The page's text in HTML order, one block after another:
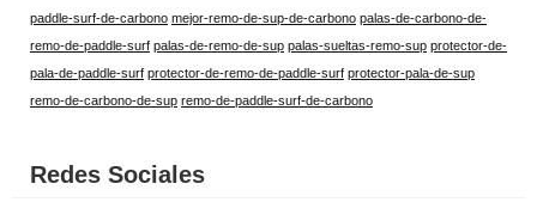
paddle-surf-de-carbono mejor-remo-de-sup-de-carbono palas-de-carbono-de-
remo-de-paddle-surf palas-de-remo-de-sup palas-sueltas-remo-sup protector-de-
pala-de-paddle-surf protector-de-remo-de-paddle-surf protector-pala-de-sup
remo-de-carbono-de-sup remo-de-paddle-surf-de-carbono
Redes Sociales